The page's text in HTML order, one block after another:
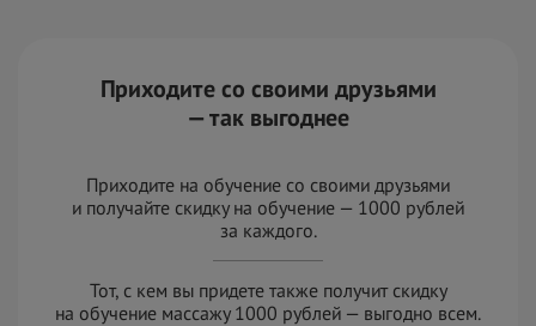
Приходите со своими друзьями
— так выгоднее
Приходите на обучение со своими друзьями
и получайте скидку на обучение — 1000 рублей
за каждого.
Тот, с кем вы придете также получит скидку
на обучение массажу 1000 рублей — выгодно всем.